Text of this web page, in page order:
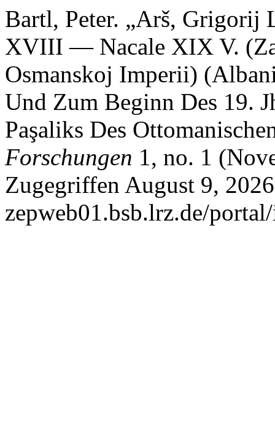
Bartl, Peter. „Arš, Grigorij
XVIII — Nacale XIX V.
Osmanskoj Imperii)
Und Zum Beginn Des 19.
Paşaliks Des
Forschungen 1, no. 1
Zugegriffen August 9,
zepweb01.bsb.lrz.de/